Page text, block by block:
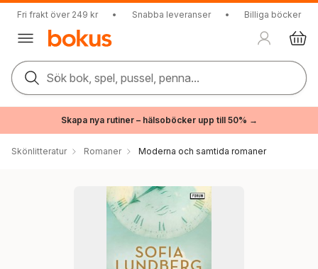
Fri frakt över 249 kr • Snabba leveranser • Billiga böcker
Sök bok, spel, pussel, penna...
Skapa nya rutiner – hälsoböcker upp till 50% →
Skönlitteratur Romaner Moderna och samtida romaner